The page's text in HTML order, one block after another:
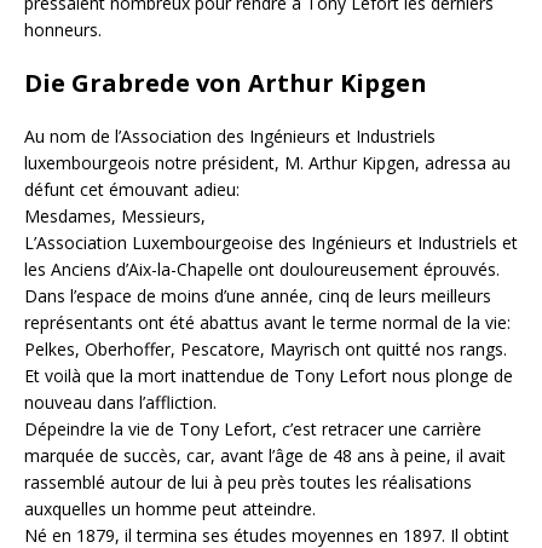
honneurs.
Die Grabrede von Arthur Kipgen
Au nom de l’Association des Ingénieurs et Industriels
luxembourgeois notre président, M. Arthur Kipgen, adressa au
défunt cet émouvant adieu:
Mesdames, Messieurs,
L’Association Luxembourgeoise des Ingénieurs et Industriels et
les Anciens d’Aix-la-Chapelle ont douloureusement éprouvés.
Dans l’espace de moins d’une année, cinq de leurs meilleurs
représentants ont été abattus avant le terme normal de la vie:
Pelkes, Oberhoffer, Pescatore, Mayrisch ont quitté nos rangs.
Et voilà que la mort inattendue de Tony Lefort nous plonge de
nouveau dans l’affliction.
Dépeindre la vie de Tony Lefort, c’est retracer une carrière
marquée de succès, car, avant l’âge de 48 ans à peine, il avait
rassemblé autour de lui à peu près toutes les réalisations
auxquelles un homme peut atteindre.
Né en 1879, il termina ses études moyennes en 1897. Il obtint